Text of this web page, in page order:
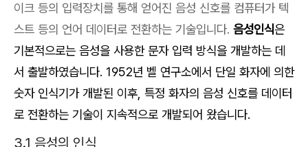
이크 등의 입력장치를 통해 얻어진 음성 신호를 컴퓨터가 텍
스트 등의 언어 데이터로 전환하는 기술입니다. 음성인식은
기본적으로는 음성을 사용한 문자 입력 방식을 개발하는 데
서 출발하였습니다. 1952년 벨 연구소에서 단일 화자에 의한
숫자 인식기가 개발된 이후, 특정 화자의 음성 신호를 데이터
로 전환하는 기술이 지속적으로 개발되어 왔습니다.
3.1 음성의 인식